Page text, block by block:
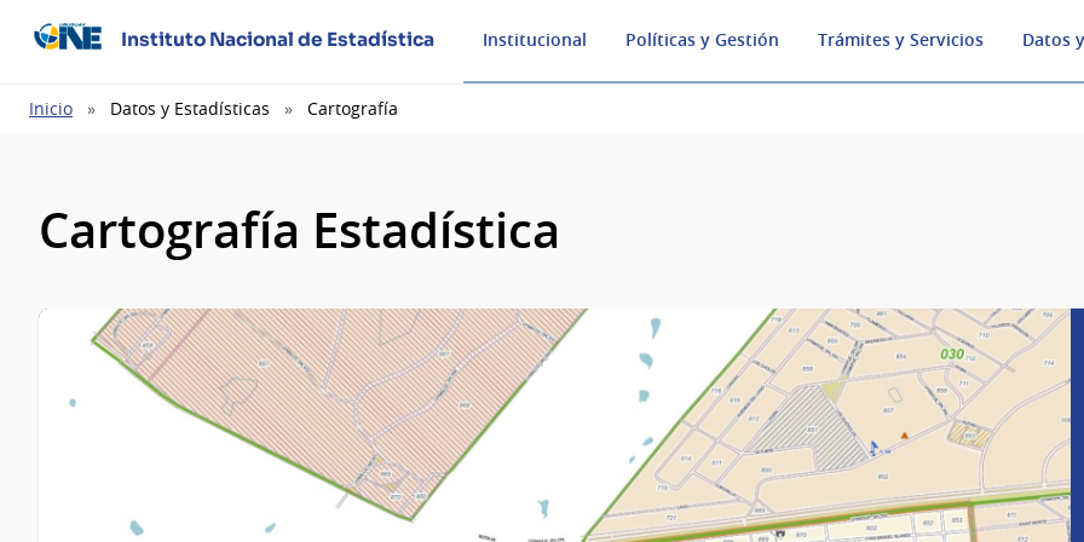
Instituto Nacional de Estadística Institucional Políticas y Gestión Trámites y Servicios Datos
Ruta
Inicio Datos y Estadísticas Cartografía
Cartografía Estadística